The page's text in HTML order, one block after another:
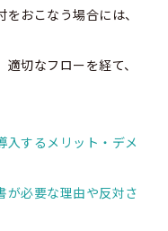
おこなう場合には、
切なフローを経て、
入するメリット・デメ
が必要な理由や反対さ